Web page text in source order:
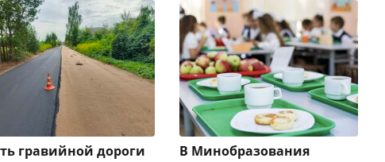
гравийной дороги
В Минобразования